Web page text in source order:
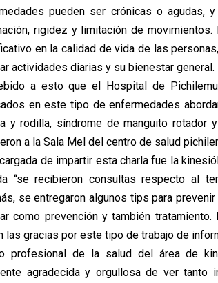
pueden ser crónicas o agudas,
rigidez y limitación de
en la calidad de vida de las
actividades diarias y su bienestar general.
a esto que el Hospital de
en este tipo de enfermedades
y rodilla, síndrome de manguito rotador
a la Sala Mel del centro de salud
de impartir esta charla fue la
“se recibieron consultas respecto al
se entregaron algunos tips para
como prevención y también
las gracias por este tipo de trabajo de
profesional de la salud del área de
agradecida y orgullosa de ver tanto